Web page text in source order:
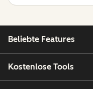
Beliebte Features
Kostenlose Tools